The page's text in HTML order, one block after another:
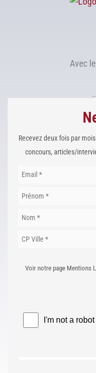
Avec
Recevez deux fois par
concours, articles/
Voir notre page Mentions